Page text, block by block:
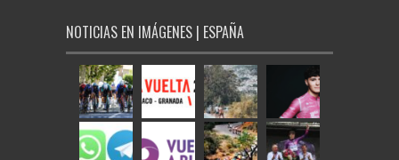
NOTICIAS EN IMÁGENES | ESPAÑA